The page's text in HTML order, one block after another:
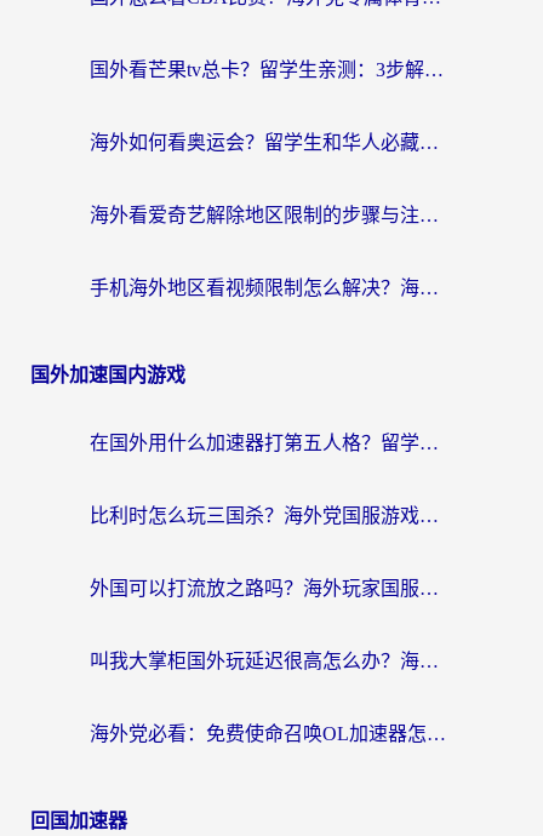
国外看芒果tv总卡？留学生亲测：3步解决地域限制+流畅追剧攻略
海外如何看奥运会？留学生和华人必藏的体育赛事观看终极指南
海外看爱奇艺解除地区限制的步骤与注意事项详解：留学生必看的无卡顿追剧指南
手机海外地区看视频限制怎么解决？海外党追剧看片的实用指南
国外加速国内游戏
在国外用什么加速器打第五人格？留学生亲测：这6个功能才是关键！
比利时怎么玩三国杀？海外党国服游戏加速器终极指南（附问道CODOL优化方案）
外国可以打流放之路吗？海外玩家国服游戏畅玩终极指南（附实测推荐）
叫我大掌柜国外玩延迟很高怎么办？海外党亲测的国服游戏加速全攻略
海外党必看：免费使命召唤OL加速器怎么选？3个国服游戏加速痛点一次性解决
回国加速器